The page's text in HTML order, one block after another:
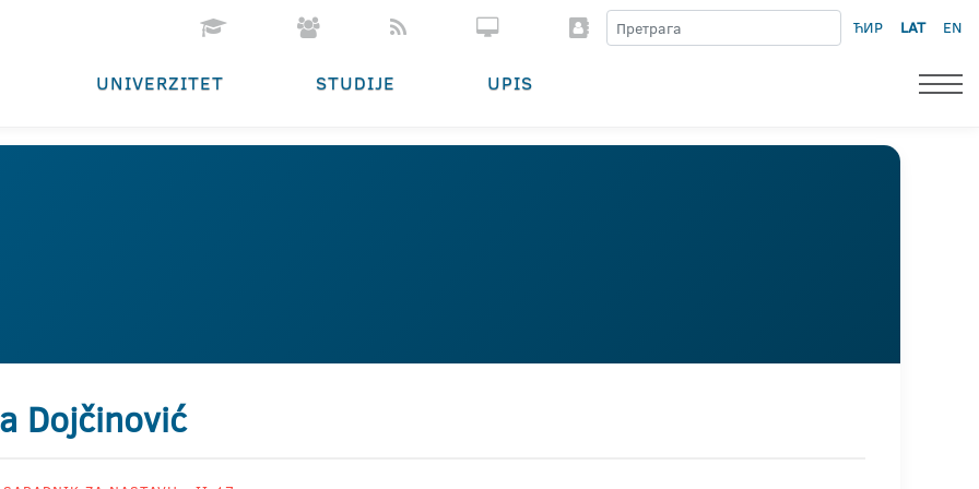
ЋИР LAT EN
UNIVERZITET STUDIJE UPIS
Dojčinović